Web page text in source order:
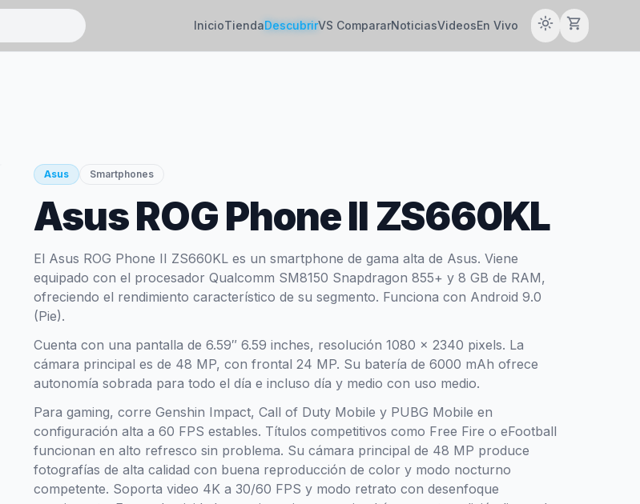
InicioTiendaDescubrirVS CompararNoticiasVideosEn Vivo light_mode shopping_cart
Asus Smartphones
Asus ROG Phone II ZS660KL
El Asus ROG Phone II ZS660KL es un smartphone de gama alta de Asus. Viene
equipado con el procesador Qualcomm SM8150 Snapdragon 855+ y 8 GB de RAM,
ofreciendo el rendimiento característico de su segmento. Funciona con Android 9.0
(Pie).
Cuenta con una pantalla de 6.59″ 6.59 inches, resolución 1080 x 2340 pixels. La
cámara principal es de 48 MP, con frontal 24 MP. Su batería de 6000 mAh ofrece
autonomía sobrada para todo el día e incluso día y medio con uso medio.
Para gaming, corre Genshin Impact, Call of Duty Mobile y PUBG Mobile en
configuración alta a 60 FPS estables. Títulos competitivos como Free Fire o eFootball
funcionan en alto refresco sin problema. Su cámara principal de 48 MP produce
fotografías de alta calidad con buena reproducción de color y modo nocturno
competente. Soporta video 4K a 30/60 FPS y modo retrato con desenfoque